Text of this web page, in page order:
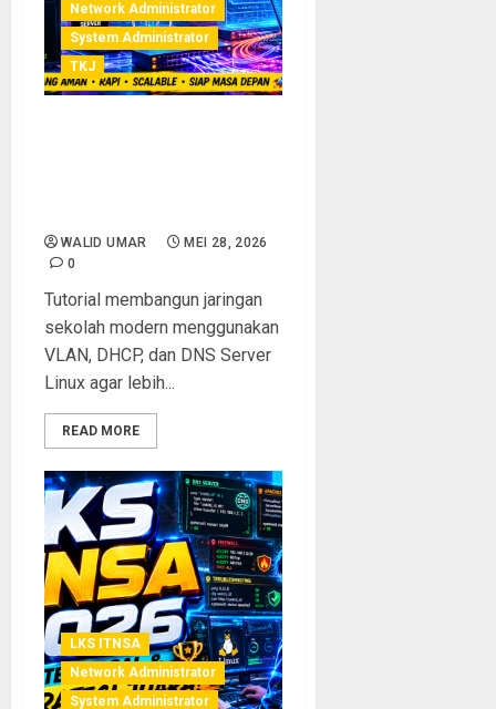
Network Administrator
System Administrator
TKJ
WALID UMAR
MEI 28, 2026
0
Tutorial membangun jaringan
sekolah modern menggunakan
VLAN, DHCP, dan DNS Server
Linux agar lebih...
READ MORE
LKS ITNSA
Network Administrator
System Administrator